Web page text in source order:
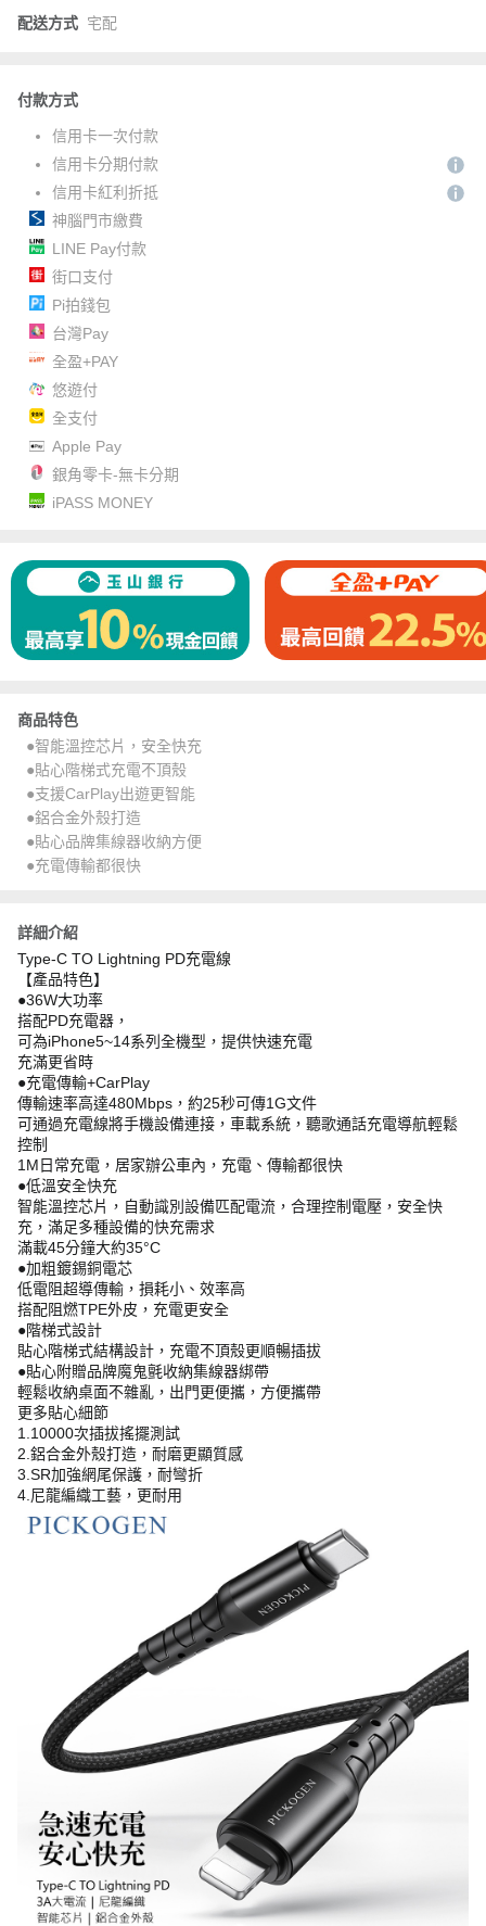
配送方式 宅配
付款方式
信用卡一次付款
信用卡分期付款
信用卡紅利折抵
神腦門市繳費
LINE Pay付款
街口支付
Pi拍錢包
台灣Pay
全盈+PAY
悠遊付
全支付
Apple Pay
銀角零卡-無卡分期
iPASS MONEY
商品特色
●智能溫控芯片，安全快充
●貼心階梯式充電不頂殼
●支援CarPlay出遊更智能
●鋁合金外殼打造
●貼心品牌集線器收納方便
●充電傳輸都很快
詳細介紹
Type-C TO Lightning PD充電線
【產品特色】
●36W大功率
搭配PD充電器，
可為iPhone5~14系列全機型，提供快速充電
充滿更省時
●充電傳輸+CarPlay
傳輸速率高達480Mbps，約25秒可傳1G文件
可通過充電線將手機設備連接，車載系統，聽歌通話充電導航輕鬆
控制
1M日常充電，居家辦公車內，充電、傳輸都很快
●低溫安全快充
智能溫控芯片，自動識別設備匹配電流，合理控制電壓，安全快
充，滿足多種設備的快充需求
滿載45分鐘大約35°C
●加粗鍍錫銅電芯
低電阻超導傳輸，損耗小、效率高
搭配阻燃TPE外皮，充電更安全
●階梯式設計
貼心階梯式結構設計，充電不頂殼更順暢插拔
●貼心附贈品牌魔鬼氈收納集線器綁帶
輕鬆收納桌面不雜亂，出門更便攜，方便攜帶
更多貼心細節
1.10000次插拔搖擺測試
2.鋁合金外殼打造，耐磨更顯質感
3.SR加強網尾保護，耐彎折
4.尼龍編織工藝，更耐用